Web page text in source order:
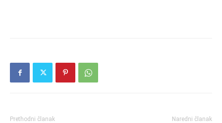
Prethodni članak Naredni članak